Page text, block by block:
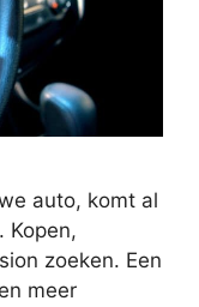
auto, komt al
Kopen,
zoeken. Een
meer